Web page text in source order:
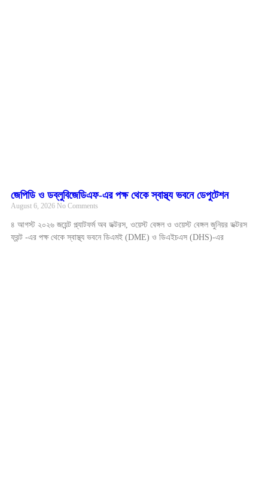
জেপিডি ও ডব্লুবিজেডিএফ-এর পক্ষ থেকে স্বাস্থ্য ভবনে ডেপুটেশন
August 6, 2026 No Comments
৪ আগস্ট ২০২৬ জয়েন্ট প্ল্যাটফর্ম অব ডক্টরস, ওয়েস্ট বেঙ্গল ও ওয়েস্ট বেঙ্গল জুনিয়র ডক্টরস
ফ্রন্ট -এর পক্ষ থেকে স্বাস্থ্য ভবনে ডিএমই (DME) ও ডিএইচএস (DHS)-এর